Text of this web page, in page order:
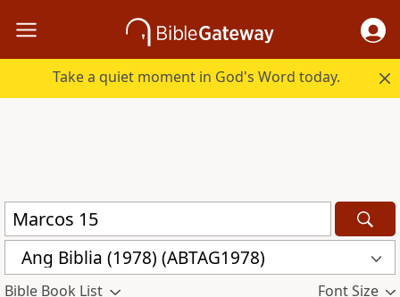
Take a quiet moment in God's Word today.
Ang Biblia (1978) (ABTAG1978)
Bible Book List Font Size